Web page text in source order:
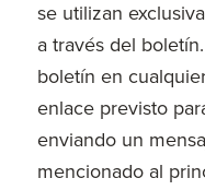
se utilizan
a través del
boletín en
enlace previsto
enviando un
mencionado al